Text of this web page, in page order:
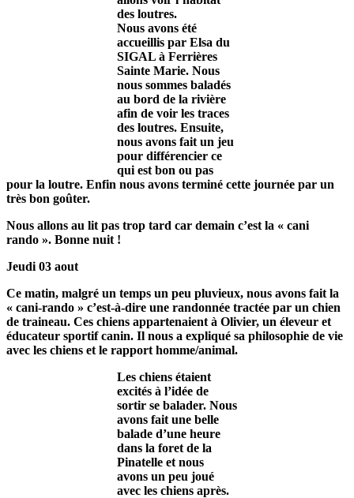
des loutres.
Nous avons été
accueillis par Elsa du
SIGAL à Ferrières
Sainte Marie. Nous
nous sommes baladés
au bord de la rivière
afin de voir les traces
des loutres. Ensuite,
nous avons fait un jeu
pour différencier ce
qui est bon ou pas
pour la loutre. Enfin nous avons terminé cette journée par un
très bon goûter.
Nous allons au lit pas trop tard car demain c’est la « cani
rando ». Bonne nuit !
Jeudi 03 aout
Ce matin, malgré un temps un peu pluvieux, nous avons fait la
« cani-rando » c’est-à-dire une randonnée tractée par un chien
de traineau. Ces chiens appartenaient à Olivier, un éleveur et
éducateur sportif canin. Il nous a expliqué sa philosophie de vie
avec les chiens et le rapport homme/animal.
Les chiens étaient
excités à l’idée de
sortir se balader. Nous
avons fait une belle
balade d’une heure
dans la foret de la
Pinatelle et nous
avons un peu joué
avec les chiens après.